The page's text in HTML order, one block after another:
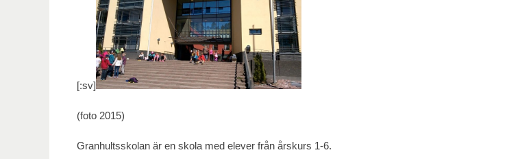
[:sv]
(foto 2015)
Granhultsskolan är en skola med elever från årskurs 1-6.